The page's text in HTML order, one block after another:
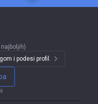
najboljih)
i podesi profil.